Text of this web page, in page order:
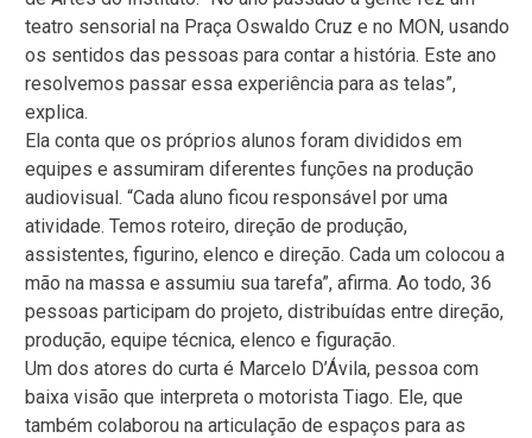
teatro sensorial na Praça Oswaldo Cruz e no MON, usando
os sentidos das pessoas para contar a história. Este ano
resolvemos passar essa experiência para as telas”,
explica.
Ela conta que os próprios alunos foram divididos em
equipes e assumiram diferentes funções na produção
audiovisual. “Cada aluno ficou responsável por uma
atividade. Temos roteiro, direção de produção,
assistentes, figurino, elenco e direção. Cada um colocou a
mão na massa e assumiu sua tarefa”, afirma. Ao todo, 36
pessoas participam do projeto, distribuídas entre direção,
produção, equipe técnica, elenco e figuração.
Um dos atores do curta é Marcelo D’Ávila, pessoa com
baixa visão que interpreta o motorista Tiago. Ele, que
também colaborou na articulação de espaços para as